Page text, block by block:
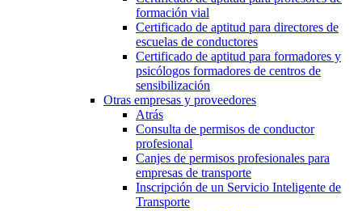
formación vial
Certificado de aptitud para directores de
escuelas de conductores
Certificado de aptitud para formadores y
psicólogos formadores de centros de
sensibilización
Otras empresas y proveedores
Atrás
Consulta de permisos de conductor
profesional
Canjes de permisos profesionales para
empresas de transporte
Inscripción de un Servicio Inteligente de
Transporte